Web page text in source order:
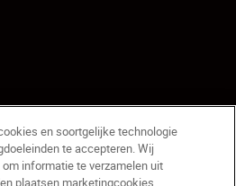
en soortgelijke technologie
te accepteren. Wij
informatie te verzamelen uit
plaatsen marketingcookies